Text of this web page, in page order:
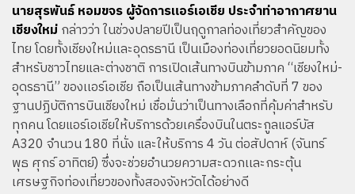
นายสุรพันธ์ หอมขจร ผู้จัดการแอร์เอเชีย ประจำท่าอากาศยาน
เชียงใหม่กล่าวว่า ในช่วงปลายปีเป็นฤดูกาลท่องเที่ยวสำคัญของ
ไทย โดยทั้งเชียงใหม่เเละอุดรธานี เป็นเมืองท่องเที่ยวยอดนิยมทั้ง
สำหรับชาวไทยและต่างชาติ การเปิดเส้นทางบินข้ามภาค “เชียงใหม่-
อุดรธานี” ของเเอร์เอเชีย ถือเป็นเส้นทางข้ามภาคลำดับที่ 7 ของ
ฐานปฏิบัติการบินเชียงใหม่ เชื่อมั่นว่าเป็นทางเลือกที่คุ้มค่าสำหรับ
ทุกคน โดยแอร์เอเชียให้บริการด้วยเครื่องบินในตระกูลแอร์บัส
A320 จำนวน 180 ที่นั่ง และให้บริการ 4 วัน ต่อสัปดาห์ (จันทร์
พุธ ศุกร์ อาทิตย์) ซึ่งจะช่วยอำนวยความสะดวกเเละกระตุ้น
เศรษฐกิจท่องเที่ยวของทั้งสองจังหวัดได้อย่างดี